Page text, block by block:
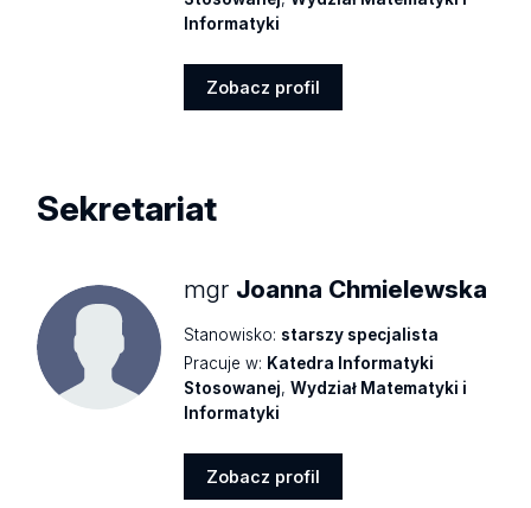
Informatyki
Zobacz profil
Sekretariat
mgr Joanna Chmielewska
Stanowisko: starszy specjalista
Pracuje w: Katedra Informatyki
Stosowanej,Wydział Matematyki i
Informatyki
Zobacz profil